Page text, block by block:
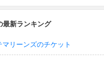
最新ランキング
マリーンズのチケット